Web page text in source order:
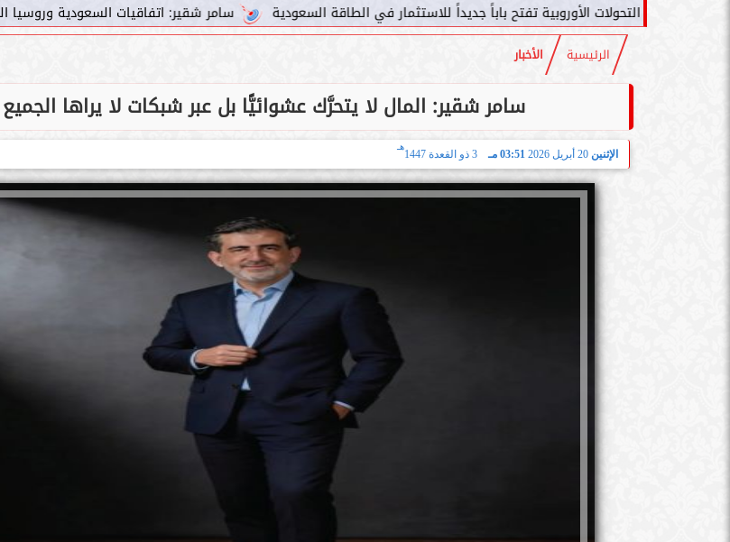
سامر شقير: اتفاقيات السعودية وروسيا الـ30 تمهد لاستثمارات استراتيجية واعدة في رؤية... الأوروبية تفتح باباً جديداً للاستثمار في الطاقة السعودية
الرئيسية الأخبار
سامر شقير: المال لا يتحرَّك عشوائيًّا بل عبر شبكات لا يراها الجميع
الإثنين 20 أبريل 2026 03:51 مـ 3 ذو القعدة 1447
هـ